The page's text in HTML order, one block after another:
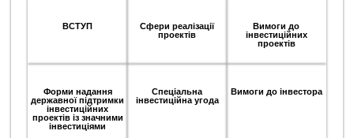
ВСТУП
Сфери реалізації
проектів
Вимоги до
інвестиційних
проектів
Форми надання
державної підтримки
інвестиційних
проектів із значними
інвестиціями
Спеціальна
інвестиційна угода
Вимоги до інвестора